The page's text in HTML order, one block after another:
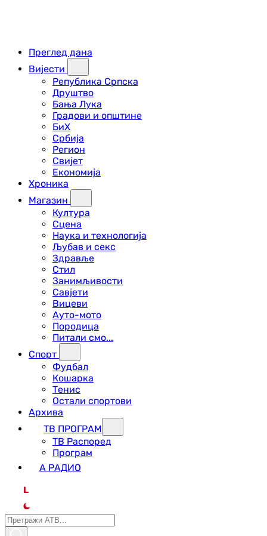
Преглед дана
Вијести
Република Српска
Друштво
Бања Лука
Градови и општине
БиХ
Србија
Регион
Свијет
Економија
Хроника
Магазин
Култура
Сцена
Наука и технологија
Љубав и секс
Здравље
Стил
Занимљивости
Савјети
Вицеви
Ауто-мото
Породица
Питали смо...
Спорт
Фудбал
Кошарка
Тенис
Остали спортови
Архива
ТВ ПРОГРАМ
ТВ Распоред
Програм
А РАДИО
L